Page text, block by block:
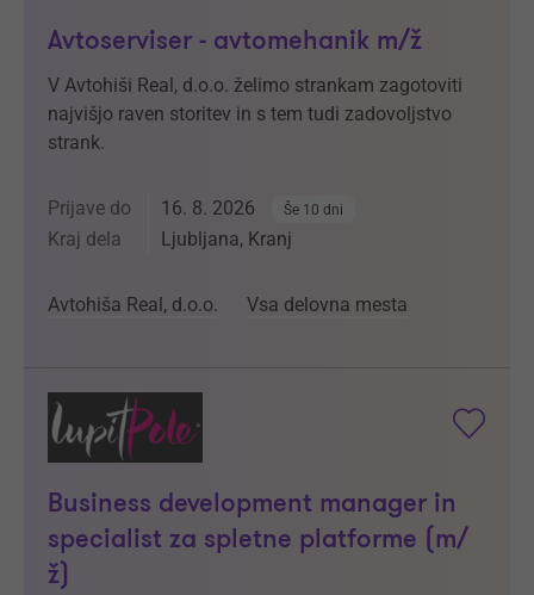
Avtoserviser - avtomehanik m/ž
V Avtohiši Real, d.o.o. želimo strankam zagotoviti
najvišjo raven storitev in s tem tudi zadovoljstvo
strank.
Prijave do 16. 8. 2026 Še 10 dni
Kraj dela Ljubljana, Kranj
Avtohiša Real, d.o.o. Vsa delovna mesta
Business development manager in
specialist za spletne platforme (m/
ž)